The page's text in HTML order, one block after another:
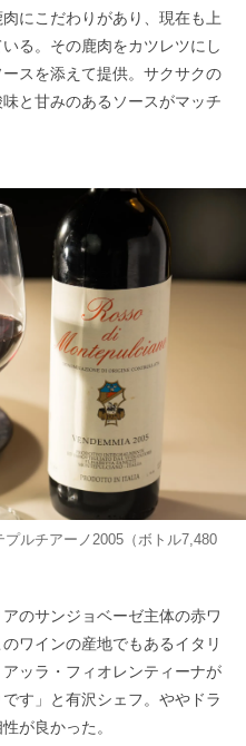
にこだわりがあり、現在も上
る。その鹿肉をカツレツにし
スを添えて提供。サクサクの
と甘みのあるソースがマッチ
ルチアーノ2005（ボトル7,480
のサンジョベーゼ主体の赤ワ
ワインの産地でもあるイタリ
ッラ・フィオレンティーナが
す」と有沢シェフ。ややドラ
が良かった。